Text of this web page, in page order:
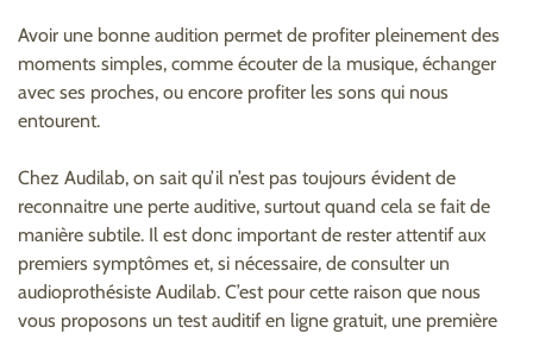
Avoir une bonne audition permet de profiter pleinement des
moments simples, comme écouter de la musique, échanger
avec ses proches, ou encore profiter les sons qui nous
entourent.
Chez Audilab, on sait qu’il n’est pas toujours évident de
reconnaitre une perte auditive, surtout quand cela se fait de
manière subtile. Il est donc important de rester attentif aux
premiers symptômes et, si nécessaire, de consulter un
audioprothésiste Audilab. C’est pour cette raison que nous
vous proposons un test auditif en ligne gratuit, une première